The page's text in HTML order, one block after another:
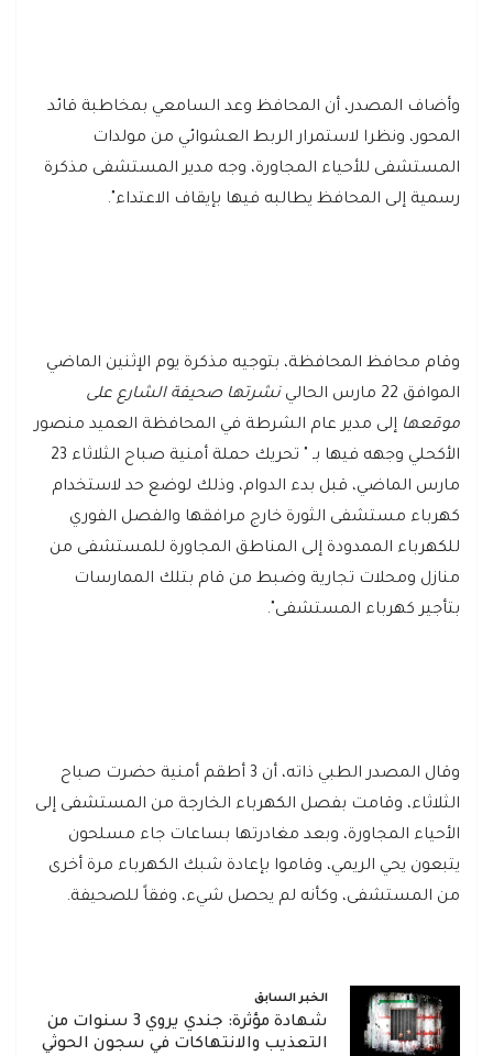
وأضاف المصدر، أن المحافظ وعد السامعي بمخاطبة قائد
المحور، ونظرا لاستمرار الربط العشوائي من مولدات
المستشفى للأحياء المجاورة، وجه مدير المستشفى مذكرة
رسمية إلى المحافظ يطالبه فيها بإيقاف الاعتداء".
وقام محافظ المحافظة، بتوجيه مذكرة يوم الإثنين الماضي
الموافق 22 مارس الحالي
نشرتها صحيفة الشارع على
موقعها إلى مدير عام الشرطة في المحافظة العميد منصور
الأكحلي وجهه فيها بـ " تحريك حملة أمنية صباح الثلاثاء 23
مارس الماضي، قبل بدء الدوام، وذلك لوضع حد لاستخدام
كهرباء مستشفى الثورة خارج مرافقها والفصل الفوري
للكهرباء الممدودة إلى المناطق المجاورة للمستشفى من
منازل ومحلات تجارية وضبط من قام بتلك الممارسات
بتأجير كهرباء المستشفى".
وقال المصدر الطبي ذاته، أن 3 أطقم أمنية حضرت صباح
الثلاثاء، وقامت بفصل الكهرباء الخارجة من المستشفى إلى
الأحياء المجاورة، وبعد مغادرتها بساعات جاء مسلحون
يتبعون يحي الريمي، وقاموا بإعادة شبك الكهرباء مرة أخرى
من المستشفى، وكأنه لم يحصل شيء، وفقاً للصحيفة.
الخبر السابق
شهادة مؤثرة: جندي يروي 3 سنوات من
التعذيب والانتهاكات في سجون الحوثي